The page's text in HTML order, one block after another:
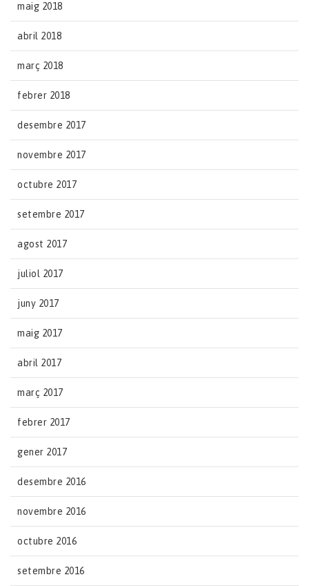
maig 2018
abril 2018
març 2018
febrer 2018
desembre 2017
novembre 2017
octubre 2017
setembre 2017
agost 2017
juliol 2017
juny 2017
maig 2017
abril 2017
març 2017
febrer 2017
gener 2017
desembre 2016
novembre 2016
octubre 2016
setembre 2016